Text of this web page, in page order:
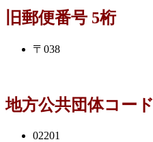
旧郵便番号 5桁
〒038
地方公共団体コード
02201